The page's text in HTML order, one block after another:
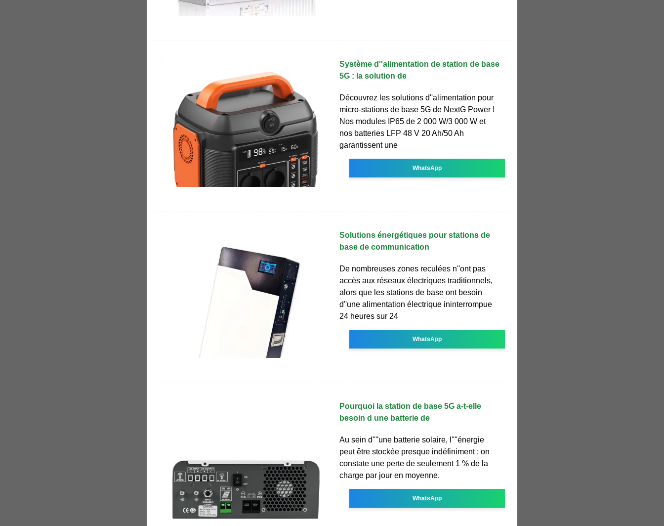
Système d''alimentation de station de base
5G : la solution de
Découvrez les solutions d''alimentation pour
micro-stations de base 5G de NextG Power !
Nos modules IP65 de 2 000 W/3 000 W et
nos batteries LFP 48 V 20 Ah/50 Ah
garantissent une
WhatsApp
Solutions énergétiques pour stations de
base de communication
De nombreuses zones reculées n''ont pas
accès aux réseaux électriques traditionnels,
alors que les stations de base ont besoin
d''une alimentation électrique ininterrompue
24 heures sur 24
WhatsApp
Pourquoi la station de base 5G a-t-elle
besoin d une batterie de
Au sein d''''une batterie solaire, l''''énergie
peut être stockée presque indéfiniment : on
constate une perte de seulement 1 % de la
charge par jour en moyenne.
WhatsApp